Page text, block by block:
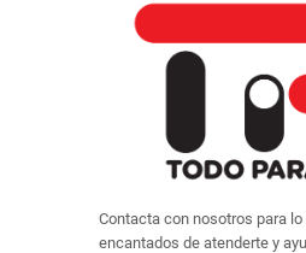
Contacta con nosotros para
encantados de atenderte y